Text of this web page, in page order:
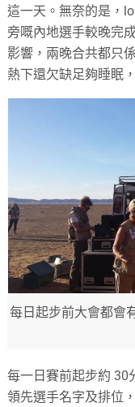
這一天。無奈的是，
旁嘅內地選手較晚完
影響，兩晚合共都只
熱下還欠缺足夠睡眠
每日起步前大會都會
每一日賽前起步約 30
領先選手名字及排位